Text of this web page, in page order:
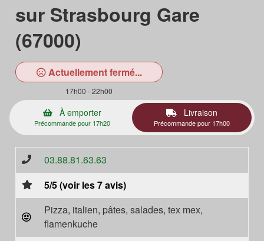
sur Strasbourg Gare
(67000)
Actuellement fermé...
17h00 - 22h00
À emporter
Précommande pour 17h20
Livraison
Précommande pour 17h00
03.88.81.63.63
5/5 (voir les 7 avis)
Pizza, italien, pâtes, salades, tex mex,
flamenkuche